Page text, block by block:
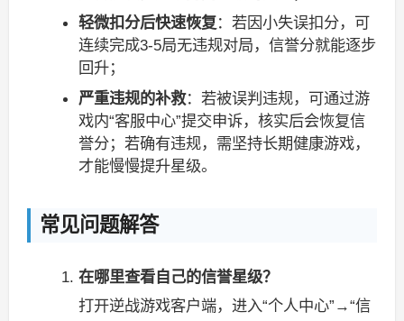
轻微扣分后快速恢复：若因小失误扣分，可
连续完成3-5局无违规对局，信誉分就能逐步
回升；
严重违规的补救：若被误判违规，可通过游
戏内“客服中心”提交申诉，核实后会恢复信
誉分；若确有违规，需坚持长期健康游戏，
才能慢慢提升星级。
常见问题解答
在哪里查看自己的信誉星级？
打开逆战游戏客户端，进入“个人中心”→“信